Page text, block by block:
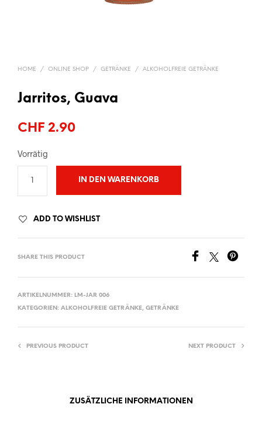
HOME / ONLINE SHOP / GETRÄNKE / ALKOHOLFREIE GETRÄNKE
Jarritos, Guava
CHF 2.90
Vorrätig
IN DEN WARENKORB
ADD TO WISHLIST
SHARE THIS PRODUCT
ARTIKELNUMMER: LM-JAR 006
KATEGORIEN: ALKOHOLFREIE GETRÄNKE, GETRÄNKE
PREVIOUS PRODUCT NEXT PRODUCT
ZUSÄTZLICHE INFORMATIONEN